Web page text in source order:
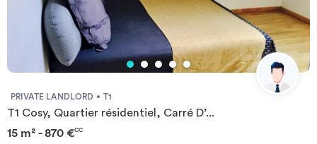
PRIVATE LANDLORD T1
T1 Cosy, Quartier résidentiel, Carré D’...
15 m² - 870 €CC